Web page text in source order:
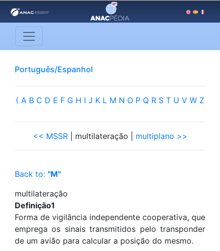
Português/Espanhol
( A B C D E F G H I J K L M N O P Q R S T U V W Z
<< MSSR| multilateração | multiplano >>
Back to: "M"
multilateração
Definição1
Forma de vigilância independente cooperativa, que
emprega os sinais transmitidos pelo transponder
de um avião para calcular a posição do mesmo.